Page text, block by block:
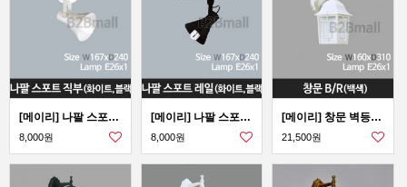
[메이리] 나팔 스포트 직부 -화이트/블랙 (MR-119-11)
8,000원
[메이리] 나팔 스포트 레일 -화이트/블랙 (MR-119-10)
8,000원
[메이리] 창문 벽등 -백색 (MR-117-04)
21,500원